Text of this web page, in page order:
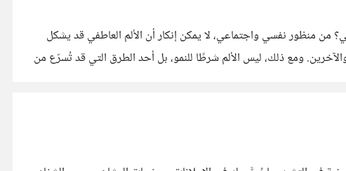
نسمع كثيرًا مقولة: "أقسى التجارب تصنع أقوى الشخصيات"، لكن هل هذا التصور واقعي؟ وهل يُعدّ صحيًا من منظور نفسي واجتماعي؟ من منظور نفسي واجتماعي، لا يمكن إنكار أن الألم العاطفي قد يشكل
ومع ذلك، ليس الألم شرطًا للنمو، بل أحد الطرق التي قد تُسرّع من